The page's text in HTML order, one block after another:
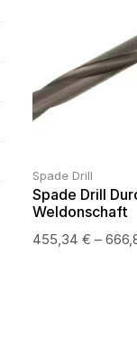
Spade Drill
Spade Drill
Weldonschaft
455,34€ –